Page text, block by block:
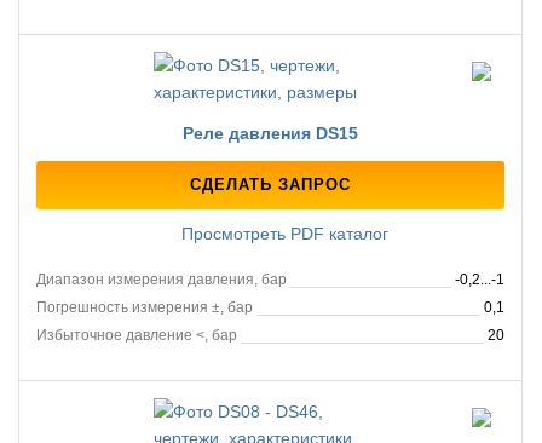
Реле давления DS15
СДЕЛАТЬ ЗАПРОС
Просмотреть PDF каталог
Диапазон измерения давления, бар
-0,2...-1
Погрешность измерения ±, бар
0,1
Избыточное давление <, бар
20